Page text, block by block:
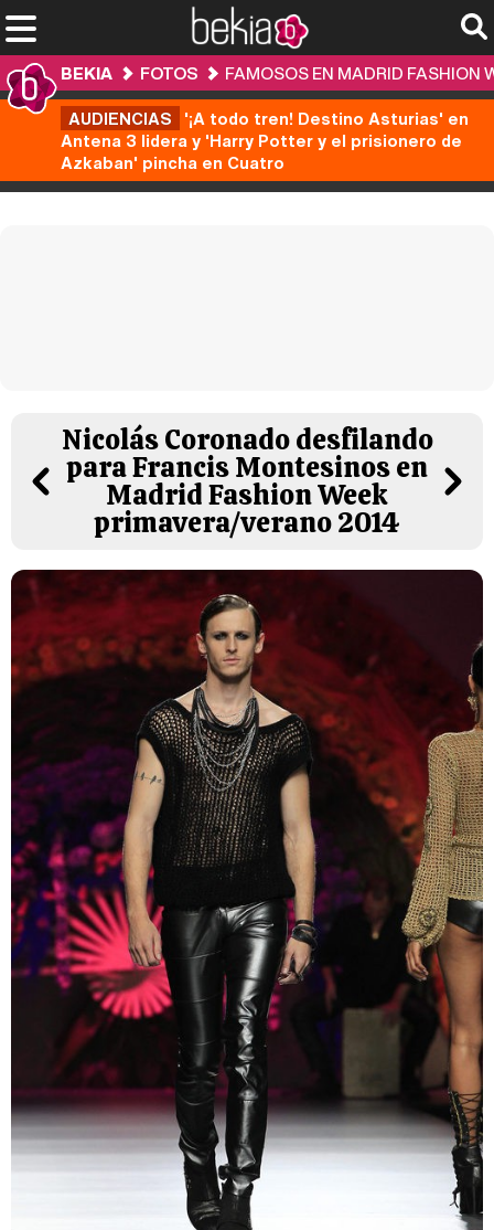
BEKIA FOTOS
FAMOSOS EN MADRID FASHION
AUDIENCIAS '¡A todo tren! Destino Asturias' en
Antena 3 lidera y 'Harry Potter y el prisionero de
Azkaban' pincha en Cuatro
Nicolás Coronado desfilando
para Francis Montesinos en
Madrid Fashion Week
primavera/verano 2014